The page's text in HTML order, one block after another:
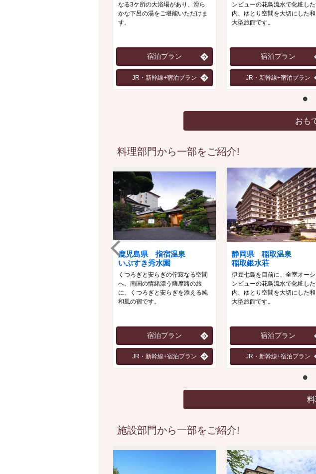
なる3ケ所の大浴場があり、滑ら
かな下呂の湯をご堪能いただけま
す。
宿泊プラン
JR・新幹線+宿泊プラン
ンビューの花鳥流水で化粧し
内、ゆとり空間を大切にした
大型旅館です。
宿泊プラン
JR・新幹線+宿泊プラン
おも
料理部門から一部をご紹介!
鹿児島県 指宿温泉
いぶすき秀水園
くつろぎと安らぎの佇寂なる空間
へ。南国の情緒漂う薩摩路の旅
に、くつろぎと安らぎを添える純
和風の宿です。
宿泊プラン
JR・新幹線+宿泊プラン
静岡県 稲取温泉
稲取銀水荘
伊豆七島を目前に、全室オーシ
ンビューの花鳥流水で化粧し
内、ゆとり空間を大切にした
大型旅館です。
宿泊プラン
JR・新幹線+宿泊プラン
施設部門から一部をご紹介!